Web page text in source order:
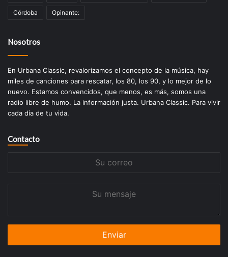
Córdoba Opinante:
Nosotros
En Urbana Classic, revalorizamos el concepto de la música, hay
miles de canciones para rescatar, los 80, los 90, y lo mejor de lo
nuevo. Estamos convencidos, que menos, es más, somos una
radio libre de humo. La información justa. Urbana Classic. Para vivir
cada día de tu vida.
Contacto